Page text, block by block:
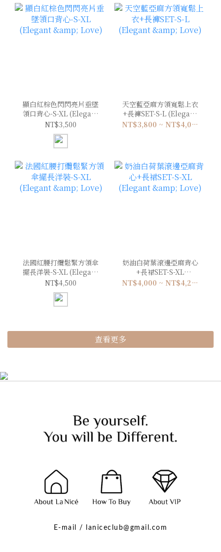
顯白紅棕色閃閃亮片垂墜
領口背心-S-XL (Elegant
& Love)
NT$3,500
天空藍亞麻方領寬鬆上衣
+長褲SET-S-L (Elegant
& Love)
NT$3,800 ~ NT$4,000
法國紅腰打纜鬆緊方領傘
擺長洋裝-S-XL (Elegant
& Love)
NT$4,500
奶油白荷葉滾邊亞麻背心
+長裙SET-S-XL
(Elegant & Love) NT$4,000 ~ NT$4,200
查看更多
E-mail / laniceclub@gmail.com